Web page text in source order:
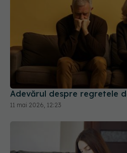
Adevărul despre regretele